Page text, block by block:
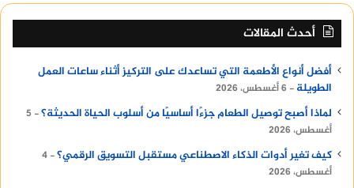
أحدث المقالات
أفضل أنواع الأطعمة التي تساعدك على التركيز أثناء ساعات العمل
الطويلة
6 أغسطس، 2026
لماذا أصبح توصيل الطعام جزءًا أساسيًا من أسلوب الحياة الحديثة؟
5
أغسطس، 2026
كيف تغير أدوات الذكاء الاصطناعي مستقبل التسويق الرقمي؟ 4
أغسطس، 2026